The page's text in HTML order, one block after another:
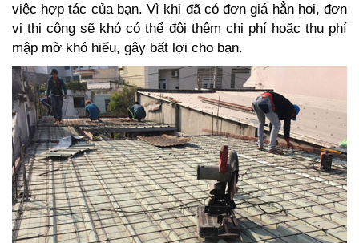
việc hợp tác của bạn. Vì khi đã có đơn giá hẳn hoi, đơn
vị thi công sẽ khó có thể đội thêm chi phí hoặc thu phí
mập mờ khó hiểu, gây bất lợi cho bạn.